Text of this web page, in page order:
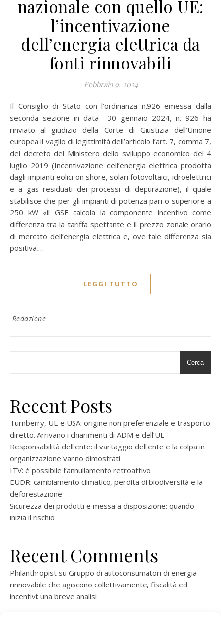
nazionale con quello UE:
l’incentivazione
dell’energia elettrica da
fonti rinnovabili
Febbraio 9, 2024
Il Consiglio di Stato con l’ordinanza n.926 emessa dalla
seconda sezione in data 30 gennaio 2024, n. 926 ha
rinviato al giudizio della Corte di Giustizia dell’Unione
europea il vaglio di legittimità dell’articolo l’art. 7, comma 7,
del decreto del Ministero dello sviluppo economico del 4
luglio 2019 (Incentivazione dell’energia elettrica prodotta
dagli impianti eolici on shore, solari fotovoltaici, idroelettrici
e a gas residuati dei processi di depurazione), il quale
stabilisce che per gli impianti di potenza pari o superiore a
250 kW «il GSE calcola la componente incentivo come
differenza tra la tariffa spettante e il prezzo zonale orario
di mercato dell’energia elettrica e, ove tale differenza sia
positiva,…
LEGGI TUTTO
Redazione
Cerca
Recent Posts
Turnberry, UE e USA: origine non preferenziale e trasporto
diretto. Arrivano i chiarimenti di ADM e dell’UE
Responsabilità dell’ente: il vantaggio dell’ente e la colpa in
organizzazione vanno dimostrati
ITV: è possibile l’annullamento retroattivo
EUDR: cambiamento climatico, perdita di biodiversità e la
deforestazione
Sicurezza dei prodotti e messa a disposizione: quando
inizia il rischio
Recent Comments
Philanthropist su Gruppo di autoconsumatori di energia
rinnovabile che agiscono collettivamente, fiscalità ed
incentivi: una breve analisi